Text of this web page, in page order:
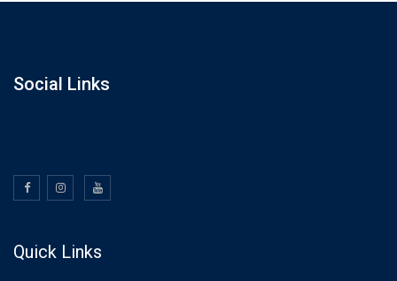
Social Links
Quick Links